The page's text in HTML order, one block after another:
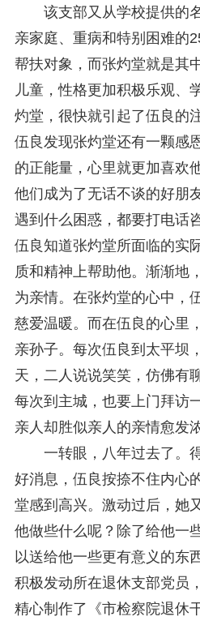
该支部又从学校提供的
亲家庭、重病和特别困难的
帮扶对象，而张灼堂就是其
儿童，性格更加积极乐观、
灼堂，很快就引起了伍良的
伍良发现张灼堂还有一颗感
的正能量，心里就更加喜欢
他们成为了无话不谈的好朋
遇到什么困惑，都要打电话
伍良知道张灼堂所面临的实
质和精神上帮助他。渐渐地
为亲情。在张灼堂的心中，
慈爱温暖。而在伍良的心里
亲孙子。每次伍良到太平坝
天，二人说说笑笑，仿佛有
每次到主城，也要上门拜访
亲人却胜似亲人的亲情愈发浓
一转眼，八年过去了。得
好消息，伍良按捺不住内心
堂感到高兴。激动过后，她
他做些什么呢？除了给他一
以送给他一些更有意义的东
积极发动所在退休支部党员
精心制作了《市检察院退休